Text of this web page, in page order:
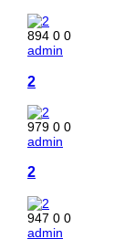
894 0 0
admin
2
979 0 0
admin
2
947 0 0
admin